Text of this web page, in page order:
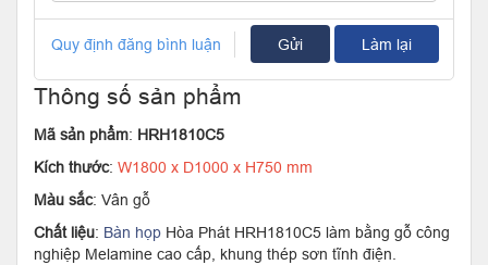
Quy định đăng bình luận Gửi Làm lại
Thông số sản phẩm
Mã sản phẩm: HRH1810C5
Kích thước: W1800 x D1000 x H750 mm
Màu sắc: Vân gỗ
Chất liệu: Bàn họp Hòa Phát HRH1810C5 làm bằng gỗ công
nghiệp Melamine cao cấp, khung thép sơn tĩnh điện.